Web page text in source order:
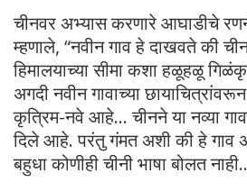
चीनवर अभ्यास करणारे आघाडीचे
म्हणाले, “नवीन गाव हे दाखवते की
हिमालयाच्या सीमा कशा हळूहळू
अगदी नवीन गावाच्या
कृत्रिम-नवे आहे… चीनने या नव्या
दिले आहे. परंतु गंमत अशी की हे गाव
बहुधा कोणीही चीनी भाषा बोलत